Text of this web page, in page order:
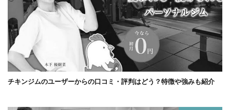
チキンジムのユーザーからの口コミ・評判はどう？特徴や強みも紹介